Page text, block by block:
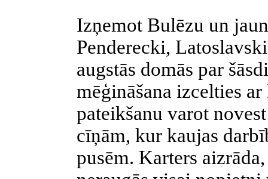
Izņemot Bulēzu un
Penderecki,
augstās domās par
mēģināšana izcelties
pateikšanu varot
cīņām, kur kaujas
pusēm. Karters